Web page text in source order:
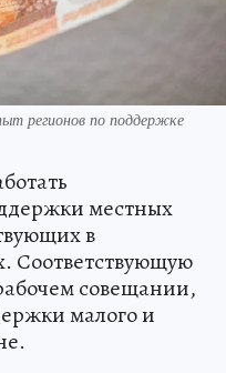
регионов по поддержке
местных
в
Соответствующую
совещании,
малого и